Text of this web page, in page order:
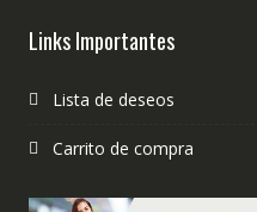
Links Importantes
Lista de deseos
Carrito de compra